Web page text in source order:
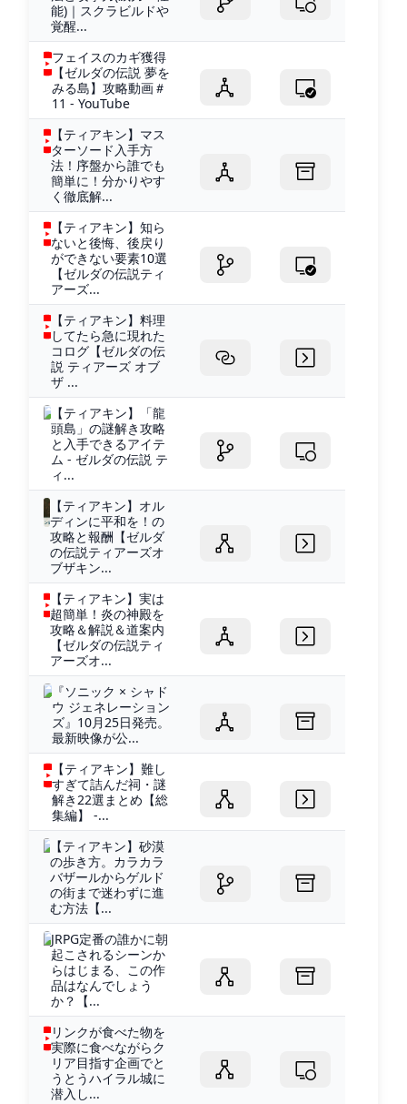
能)｜スクラビルドや
覚醒...
フェイスのカギ獲得
【ゼルダの伝説 夢を
みる島】攻略動画＃
11 - YouTube
【ティアキン】マス
ターソード入手方
法！序盤から誰でも
簡単に！分かりやす
く徹底解...
【ティアキン】知ら
ないと後悔、後戻り
ができない要素10選
【ゼルダの伝説ティ
アーズ...
【ティアキン】料理
してたら急に現れた
コログ【ゼルダの伝
説 ティアーズ オブ
ザ ...
【ティアキン】「龍
頭島」の謎解き攻略
と入手できるアイテ
ム - ゼルダの伝説 テ
ィ...
【ティアキン】オル
ディンに平和を！の
攻略と報酬【ゼルダ
の伝説ティアーズオ
ブザキン...
【ティアキン】実は
超簡単！炎の神殿を
攻略＆解説＆道案内
【ゼルダの伝説ティ
アーズオ...
『ソニック × シャド
ウ ジェネレーション
ズ』10月25日発売。
最新映像が公...
【ティアキン】難し
すぎて詰んだ祠・謎
解き22選まとめ【総
集編】 -...
【ティアキン】砂漠
の歩き方。カラカラ
バザールからゲルド
の街まで迷わずに進
む方法【...
JRPG定番の誰かに朝
起こされるシーンか
らはじまる、この作
品はなんでしょう
か？【...
リンクが食べた物を
実際に食べながらク
リア目指す企画でと
うとうハイラル城に
潜入し...